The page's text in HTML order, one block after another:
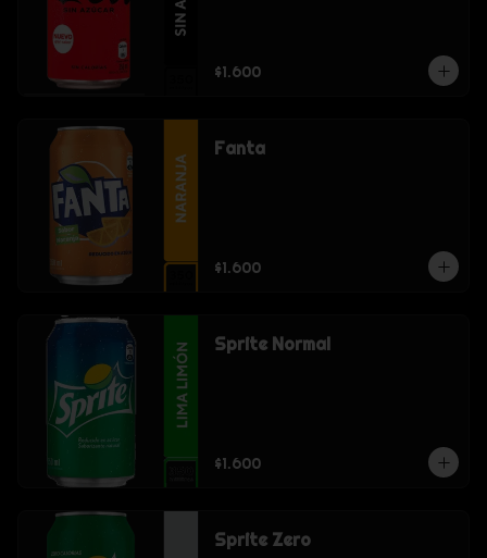
$1.600
Fanta
$1.600
Sprite Normal
$1.600
Sprite Zero